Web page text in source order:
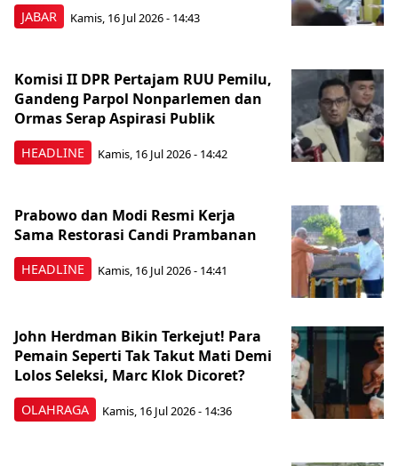
JABAR Kamis, 16 Jul 2026 - 14:43
HEADLINE
Komisi II DPR Pertajam RUU Pemilu,
Gandeng Parpol Nonparlemen dan
Ormas Serap Aspirasi Publik
Kamis, 16 Jul 2026 - 14:42
HEADLINE
Prabowo dan Modi Resmi Kerja
Sama Restorasi Candi Prambanan
Kamis, 16 Jul 2026 - 14:41
OLAHRAGA
John Herdman Bikin Terkejut! Para
Pemain Seperti Tak Takut Mati Demi
Lolos Seleksi, Marc Klok Dicoret?
Kamis, 16 Jul 2026 - 14:36